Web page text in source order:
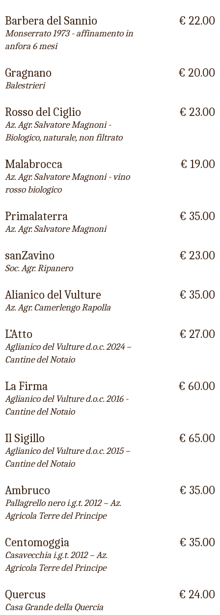
Barbera del Sannio
Monserrato 1973 - affinamento in
anfora 6 mesi
€ 22.00
Gragnano
Balestrieri
€ 20.00
Rosso del Ciglio
Az. Agr. Salvatore Magnoni -
Biologico, naturale, non filtrato
€ 23.00
Malabrocca
Az. Agr. Salvatore Magnoni - vino
rosso biologico
€ 19.00
Primalaterra
Az. Agr. Salvatore Magnoni
€ 35.00
sanZavino
Soc. Agr. Ripanero
€ 23.00
Alianico del Vulture
Az. Agr. Camerlengo Rapolla
€ 35.00
L’Atto
Aglianico del Vulture d.o.c. 2024 –
Cantine del Notaio
€ 27.00
La Firma
Aglianico del Vulture d.o.c. 2016 -
Cantine del Notaio
€ 60.00
Il Sigillo
Aglianico del Vulture d.o.c. 2015 –
Cantine del Notaio
€ 65.00
Ambruco
Pallagrello nero i.g.t. 2012 – Az.
Agricola Terre del Principe
€ 35.00
Centomoggia
Casavecchia i.g.t. 2012 – Az.
Agricola Terre del Principe
€ 35.00
Quercus
Casa Grande della Quercia
€ 24.00